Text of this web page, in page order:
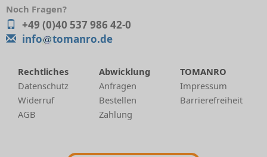
Noch Fragen?
+49 (0)40 537 986 42-0
info
tomanro.de
Rechtliches
Datenschutz
Widerruf
AGB
Abwicklung
Anfragen
Bestellen
Zahlung
TOMANRO
Impressum
Barrierefreiheit